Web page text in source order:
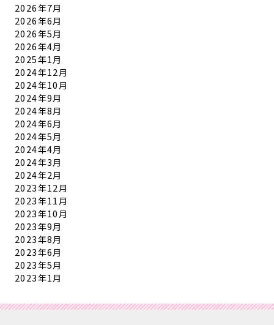
2026年7月
2026年6月
2026年5月
2026年4月
2025年1月
2024年12月
2024年10月
2024年9月
2024年8月
2024年6月
2024年5月
2024年4月
2024年3月
2024年2月
2023年12月
2023年11月
2023年10月
2023年9月
2023年8月
2023年6月
2023年5月
2023年1月